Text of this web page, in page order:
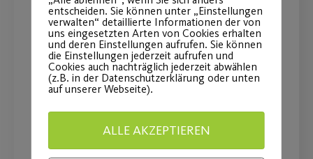
You’ve got to move it !
Neue Zeit und Ort für das
Bewegungsangebot ab dem 14.09.22
WEITERLESEN
entscheiden. Sie können unter „Einstellungen
verwalten“ detaillierte Informationen der von
uns eingesetzten Arten von Cookies erhalten
und deren Einstellungen aufrufen. Sie können
die Einstellungen jederzeit aufrufen und
Cookies auch nachträglich jederzeit abwählen
(z.B. in der Datenschutzerklärung oder unten
auf unserer Webseite).
ALLE AKZEPTIEREN